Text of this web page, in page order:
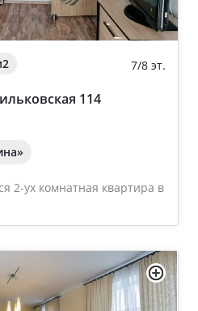
2 7/8 эт.
114
2-ух комнатная квартира в